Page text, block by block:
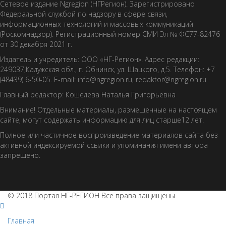
Сетевое издание Ngregion (НГРегион). Зарегистрировано
Федеральной службой по надзору в сфере связи,
информационных технологий и массовых коммуникаций
(Роскомнадзор). Регистрационный номер СМИ Эл № ФС77-82476
от 30 декабря 2021 г.
Издатель и учредитель: ООО «НГ-Регион». Адрес редакции:
249037,Калужская обл., г. Обнинск, ул. Шацкого, д.5. Телефон: +7
(48439) 6-50-05. E-mail: info@ngregion.ru, redaktor@ngregion.ru
Главный редактор: Кошелева Наталья Григорьевна
Внимание! Отдельные материалы, размещенные на настоящем
сайте, могут содержать информацию для лиц старше12 лет.
Полное или частичное воспроизведение материалов сайта без
активной индексируемой ссылки и упоминания имени автора
запрещено.
© 2018 Портал НГ-РЕГИОН Все права защищены
Главная